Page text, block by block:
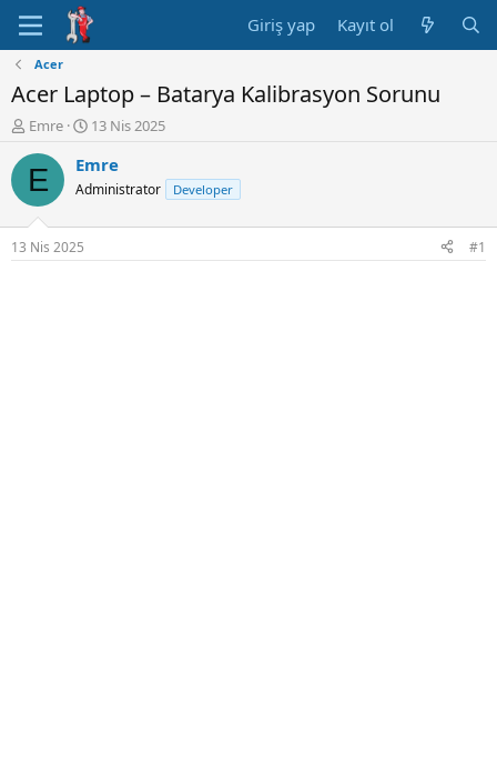
Giriş yap Kayıt ol
Acer
Acer Laptop – Batarya Kalibrasyon Sorunu
K
n
u
y
u
B
a
Emre
B
ş
l
n
ı
13 Nis 2025
E Emre
Administrator Developer
13 Nis 2025 #1